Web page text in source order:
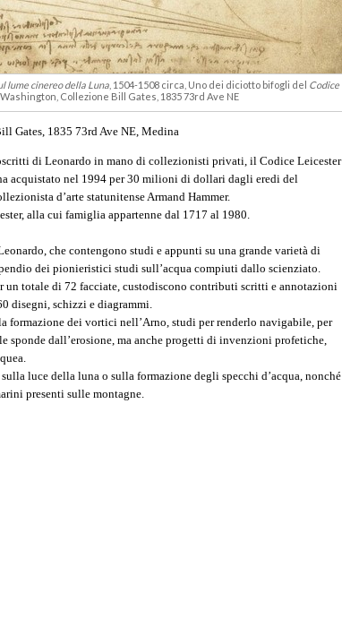
lume cinereo della Luna , 1504-1508 circa, Uno dei diciotto bifogli del Codice
Collezione Bill Gates, 1835 73rd Ave NE
Gates, 1835 73rd Ave NE, Medina
di Leonardo in mano di collezionisti privati, il Codice Leicester
acquistato nel 1994 per 30 milioni di dollari dagli eredi del
d’arte statunitense Armand Hammer.
alla cui famiglia appartenne dal 1717 al 1980.
che contengono studi e appunti su una grande varietà di
dei pionieristici studi sull’acqua compiuti dallo scienziato.
totale di 72 facciate, custodiscono contributi scritti e annotazioni
disegni, schizzi e diagrammi.
formazione dei vortici nell’Arno, studi per renderlo navigabile, per
sponde dall’erosione, ma anche progetti di invenzioni profetiche,
luce della luna o sulla formazione degli specchi d’acqua, nonché
presenti sulle montagne.